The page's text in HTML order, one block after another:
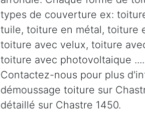
types de couverture ex:
tuile, toiture en métal, toiture
toiture avec velux, toiture
toiture avec photovoltaique
Contactez-nous pour plus
démoussage toiture sur
détaillé sur Chastre 1450.